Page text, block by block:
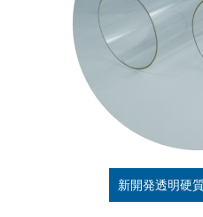
新開発透明硬